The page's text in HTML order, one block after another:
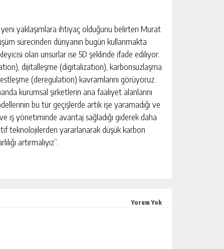
yaklaşımlara ihtiyaç olduğunu belirten Murat
sürecinden dünyanın bugün kullanmakta
olan unsurlar ise 5D şeklinde ifade ediliyor.
dijitalleşme (digitalization), karbonsuzlaşma
(deregulation) kavramlarını görüyoruz.
kurumsal şirketlerin ana faaliyet alanlarını
bu tür geçişlerde artık işe yaramadığı ve
iş yönetiminde avantaj sağladığı giderek daha
teknolojilerden yararlanarak düşük karbon
artırmalıyız”.
Yorum Yok